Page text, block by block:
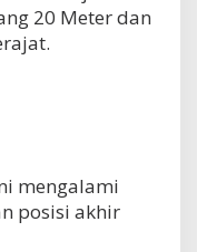
20 Meter dan
mengalami
posisi akhir